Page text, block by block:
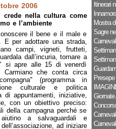
Itinerari
Mostra
Sagre
Giornate
2006
nella cultura come
e l’ambiente
il bene e il male e
per adottare una strada,
campi, vigneti, frutteti,
dall’incuria, tornare a
si apre alle 15 di venerdì
che conta circa
(programma in
culturale e politica
di appuntamenti, iniziative,
con un obiettivo preciso:
della campagna perché se
a salvaguardali e
ad iniziare